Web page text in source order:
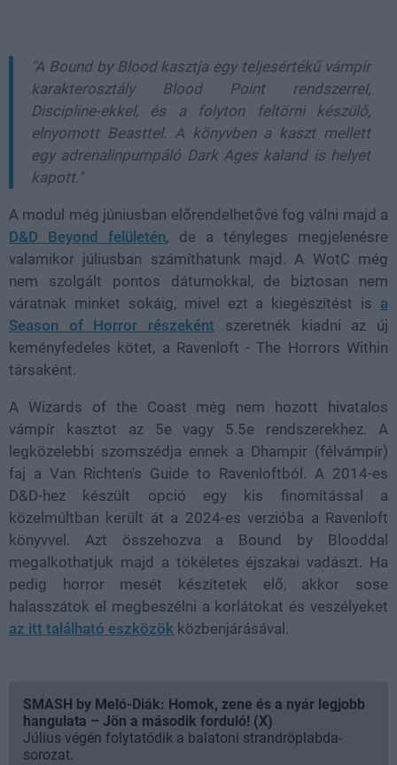
"A Bound by Blood kasztja egy teljesértékű vámpír
karakterosztály Blood Point rendszerrel,
Discipline-ekkel, és a folyton feltörni készülő,
elnyomott Beasttel. A könyvben a kaszt mellett
egy adrenalinpumpáló Dark Ages kaland is helyet
kapott."
A modul még júniusban előrendelhetővé fog válni majd a
D&D Beyond felületén, de a tényleges megjelenésre
valamikor júliusban számíthatunk majd. A WotC még
nem szolgált pontos dátumokkal, de biztosan nem
váratnak minket sokáig, mivel ezt a kiegészítést is a
Season of Horror részeként szeretnék kiadni az új
keményfedeles kötet, a Ravenloft - The Horrors Within
társaként.
A Wizards of the Coast még nem hozott hivatalos
vámpír kasztot az 5e vagy 5.5e rendszerekhez. A
legközelebbi szomszédja ennek a Dhampir (félvámpír)
faj a Van Richten's Guide to Ravenloftból. A 2014-es
D&D-hez készült opció egy kis finomítással a
közelmúltban került át a 2024-es verzióba a Ravenloft
könyvvel. Azt összehozva a Bound by Blooddal
megalkothatjuk majd a tökéletes éjszakai vadászt. Ha
pedig horror mesét készítetek elő, akkor sose
halasszátok el megbeszélni a korlátokat és veszélyeket
az itt található eszközök közbenjárásával.
SMASH by Meló-Diák: Homok, zene és a nyár legjobb
hangulata – Jön a második forduló! (X)
Július végén folytatódik a balatoni strandröplabda-
sorozat.